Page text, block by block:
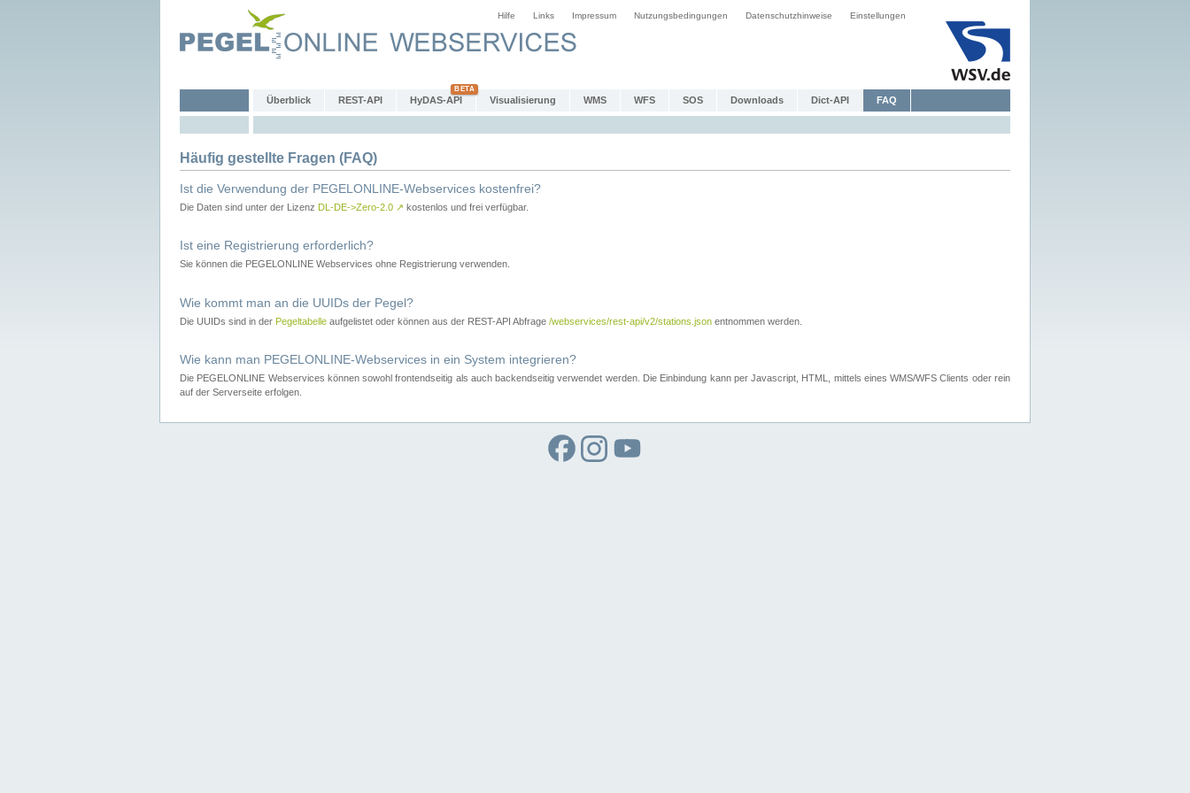
Hilfe Links Impressum Nutzungsbedingungen Datenschutzhinweise Einstellungen
Überblick REST-API HyDAS-API Visualisierung WMS WFS SOS Downloads Dict-API FAQ
Häufig gestellte Fragen (FAQ)
Ist die Verwendung der PEGELONLINE-Webservices kostenfrei?
Die Daten sind unter der Lizenz DL-DE->Zero-2.0 ↗ kostenlos und frei verfügbar.
Ist eine Registrierung erforderlich?
Sie können die PEGELONLINE Webservices ohne Registrierung verwenden.
Wie kommt man an die UUIDs der Pegel?
Die UUIDs sind in der Pegeltabelle aufgelistet oder können aus der REST-API Abfrage /webservices/rest-api/v2/stations.json entnommen werden.
Wie kann man PEGELONLINE-Webservices in ein System integrieren?
Die PEGELONLINE Webservices können sowohl frontendseitig als auch backendseitig verwendet werden. Die Einbindung kann per Javascript, HTML, mittels eines WMS/WFS Clients oder rein
auf der Serverseite erfolgen.